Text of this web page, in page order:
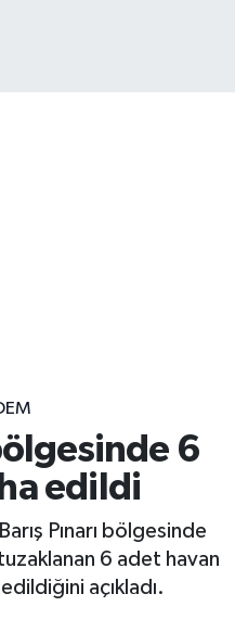
6
edildi
Pınarı bölgesinde
6 adet havan
açıkladı.